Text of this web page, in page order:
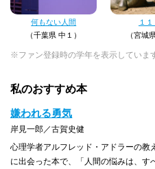
何もない人間
（千葉県 中１）
１
（宮城
※ファン登録時の学年を表示していま
私のおすすめ本
嫌われる勇気
岸見一郎／古賀史健
心理学者アルフレッド・アドラーの教
に出会った本で、「人間の悩みは、